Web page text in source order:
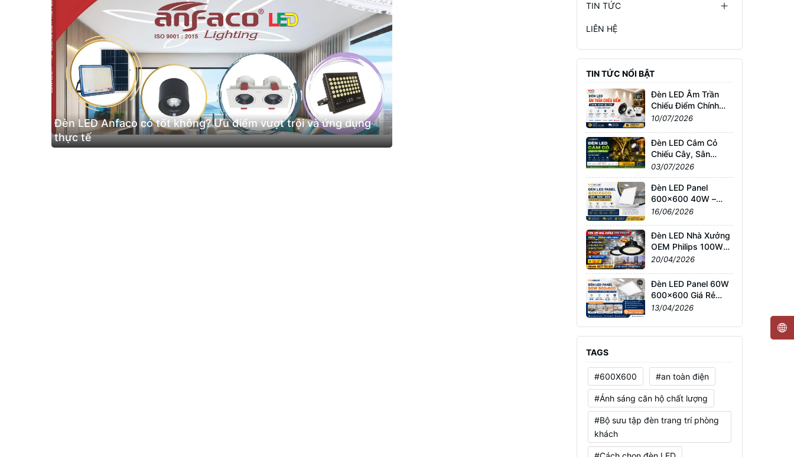
Đèn LED Anfaco có tốt không? Ưu điểm vượt trội và ứng dụng
thực tế
TIN TỨC
LIÊN HỆ
TIN TỨC NỔI BẬT
Đèn LED Âm Trần
Chiếu Điểm Chính
Hãng Giá Tốt | Tư
10/07/2026
Đèn LED Cắm Cỏ
Chiếu Cây, Sân
Vườn Giá Tốt –
Chống Nước IP65,
Bảo Hành Chính
Hãng
03/07/2026
Đèn LED Panel
600x600 40W –
60W – 80W Giá Sỉ &
16/06/2026
Đèn LED Nhà Xưởng
OEM Philips 100W–
200W Siêu Sáng –
Hành 3 Năm
20/04/2026
Đèn LED Panel 60W
600x600 Giá Rẻ
TPHCM – Sáng
13/04/2026
TAGS
#600X600 #an toàn điện
#Ánh sáng căn hộ chất lượng
#Bộ sưu tập đèn trang trí phòng
khách